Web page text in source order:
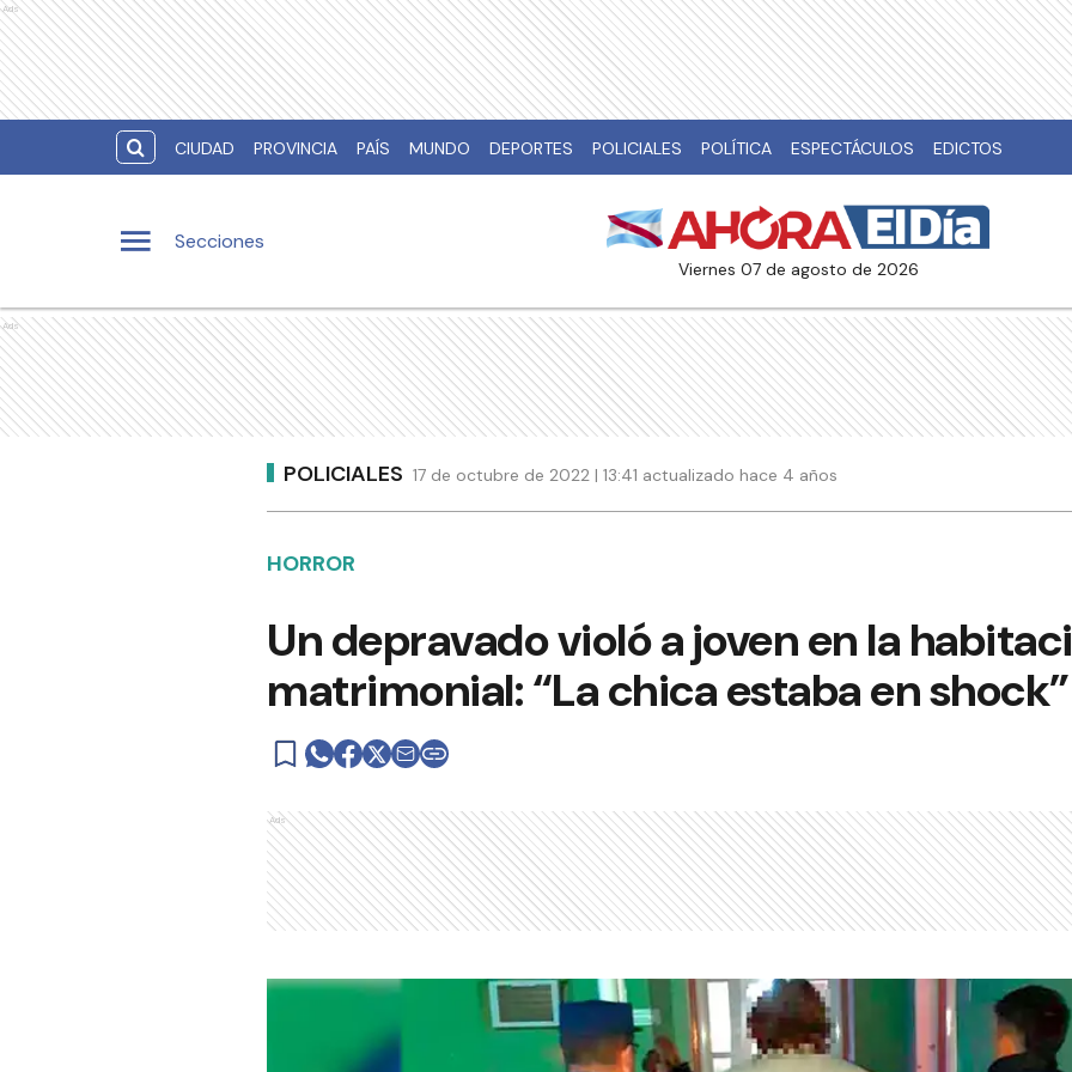
Ads
CIUDAD PROVINCIA PAÍS MUNDO DEPORTES POLICIALES POLÍTICA ESPECTÁCULOS EDICTOS
Secciones
viernes 07 de agosto de 2026
Ads
POLICIALES 17 de octubre de 2022 | 13:41 actualizado hace 4 años
HORROR
Un depravado violó a joven en la
matrimonial: “La chica estaba en shock”
Ads